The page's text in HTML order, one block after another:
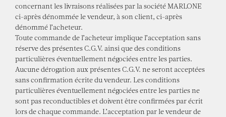
concernant les livraisons réalisées par la société MARLONE
ci-après dénommée le vendeur, à son client, ci-après
dénommé l’acheteur.
Toute commande de l’acheteur implique l’acceptation sans
réserve des présentes C.G.V. ainsi que des conditions
particulières éventuellement négociées entre les parties.
Aucune dérogation aux présentes C.G.V. ne seront acceptées
sans confirmation écrite du vendeur. Les conditions
particulières éventuellement négociées entre les parties ne
sont pas reconductibles et doivent être confirmées par écrit
lors de chaque commande. L’acceptation par le vendeur de